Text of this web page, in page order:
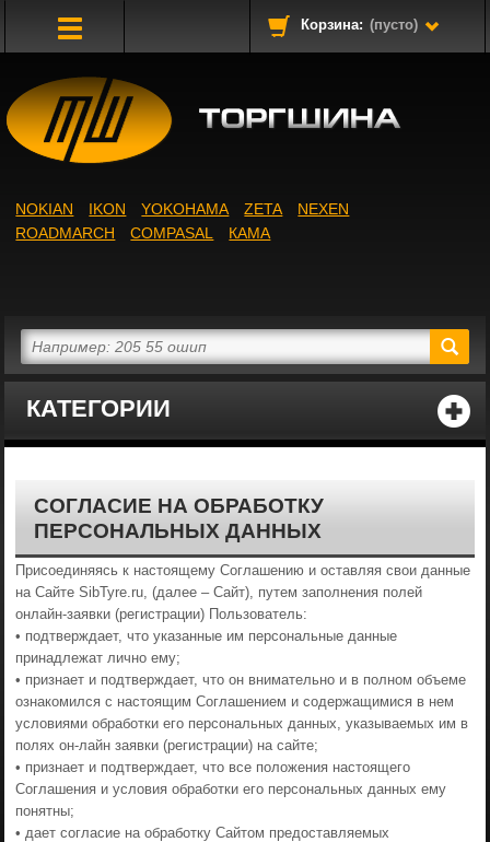
Корзина: (пусто)
КАТЕГОРИИ
NOKIAN IKON YOKOHAMA ZETA
NEXEN
ROADMARCH
COMPASAL КАМА
СОГЛАСИЕ НА ОБРАБОТКУ
ПЕРСОНАЛЬНЫХ ДАННЫХ
Присоединяясь к настоящему Соглашению и оставляя свои данные
на Сайте SibTyre.ru, (далее – Сайт), путем заполнения полей
онлайн-заявки (регистрации) Пользователь:
• подтверждает, что указанные им персональные данные
принадлежат лично ему;
• признает и подтверждает, что он внимательно и в полном объеме
ознакомился с настоящим Соглашением и содержащимися в нем
условиями обработки его персональных данных, указываемых им в
полях он-лайн заявки (регистрации) на сайте;
• признает и подтверждает, что все положения настоящего
Соглашения и условия обработки его персональных данных ему
понятны;
• дает согласие на обработку Сайтом предоставляемых